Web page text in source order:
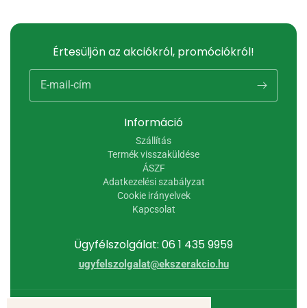
Ügyfélszolgálat: 06 1 435 9959
ugyfelszolgalat@ekszerakcio.hu
Információ
Szállítás
Termék visszaküldése
ÁSZF
Adatkezelési szabályzat
Cookie irányelvek
Kapcsolat
Értesüljön az akciókról, promóciókról!
E-mail-cím